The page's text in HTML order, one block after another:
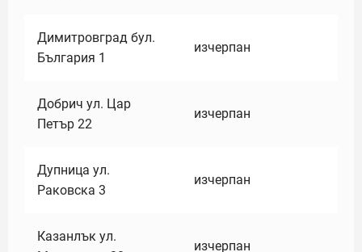
Димитровград бул.
България 1
изчерпан
Добрич ул. Цар
Петър 22
изчерпан
Дупница ул.
Раковска 3
изчерпан
Казанлък ул.
изчерпан